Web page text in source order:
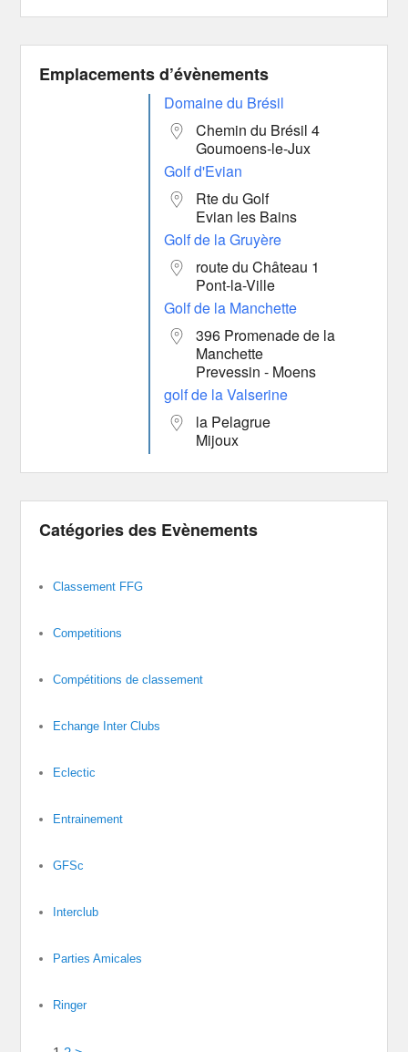
Emplacements d’évènements
Domaine du Brésil
Chemin du Brésil 4
Goumoens-le-Jux
Golf d'Evian
Rte du Golf
Evian les Bains
Golf de la Gruyère
route du Château 1
Pont-la-Ville
Golf de la Manchette
396 Promenade de la
Manchette
Prevessin - Moens
golf de la Valserine
la Pelagrue
Mijoux
Catégories des Evènements
Classement FFG
Competitions
Compétitions de classement
Echange Inter Clubs
Eclectic
Entrainement
GFSc
Interclub
Parties Amicales
Ringer